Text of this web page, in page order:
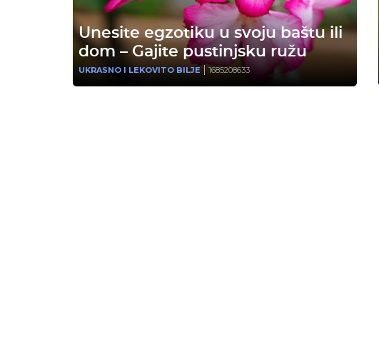
Unesite egzotiku u svoju baštu ili
dom – Gajite pustinjsku ružu
UKRASNO I LEKOVITO BILJE 1685208633